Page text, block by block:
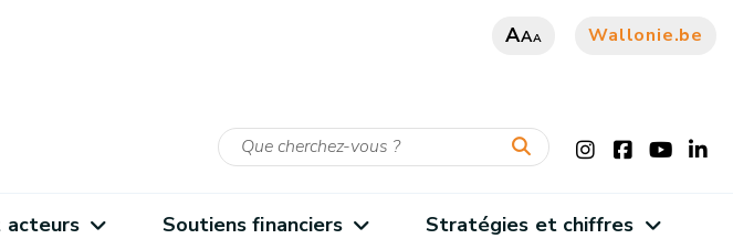
AAA Wallonie.be
acteurs Soutiens financiers Stratégies et chiffres